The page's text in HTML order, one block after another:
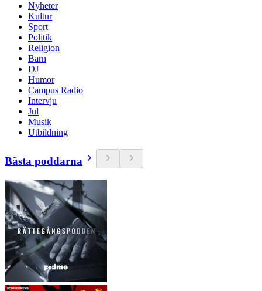
Nyheter
Kultur
Sport
Politik
Religion
Barn
DJ
Humor
Campus Radio
Intervju
Jul
Musik
Utbildning
Bästa poddarna